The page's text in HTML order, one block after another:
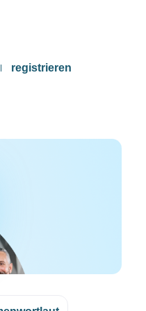
registrieren